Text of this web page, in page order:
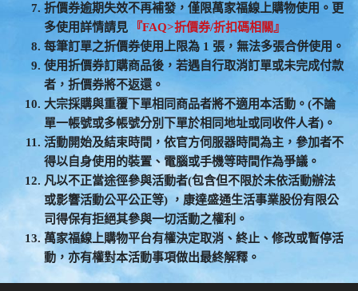
折價券逾期失效不再補發，僅限萬家福線上購物使用。更
多使用詳情請見
『FAQ>折價券/折扣碼相關』
每筆訂單之折價券使用上限為 1 張，無法多張合併使用。
使用折價券訂購商品後，若遇自行取消訂單或未完成付款
者，折價券將不返還。
大宗採購與重覆下單相同商品者將不適用本活動。(不論
單一帳號或多帳號分別下單於相同地址或同收件人者)。
活動開始及結束時間，依官方伺服器時間為主，參加者不
得以自身使用的裝置、電腦或手機等時間作為爭議。
凡以不正當途徑參與活動者(包含但不限於未依活動辦法
或影響活動公平公正等) ，康達盛通生活事業股份有限公
司得保有拒絕其參與一切活動之權利。
萬家福線上購物平台有權決定取消、終止、修改或暫停活
動，亦有權對本活動事項做出最終解釋。